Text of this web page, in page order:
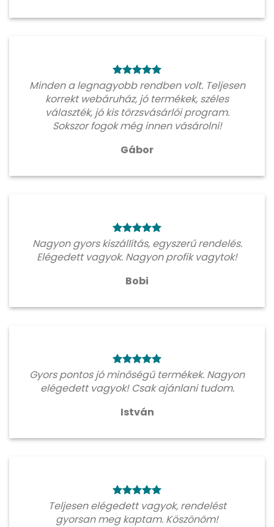
Minden a legnagyobb rendben volt. Teljesen
korrekt webáruház, jó termékek, széles
választék, jó kis törzsvásárlói program.
Sokszor fogok még innen vásárolni!
Gábor
Nagyon gyors kiszállítás, egyszerű rendelés.
Elégedett vagyok. Nagyon profik vagytok!
Bobi
Gyors pontos jó minőségű termékek. Nagyon
elégedett vagyok! Csak ajánlani tudom.
István
Teljesen elégedett vagyok, rendelést
gyorsan meg kaptam. Köszönöm!